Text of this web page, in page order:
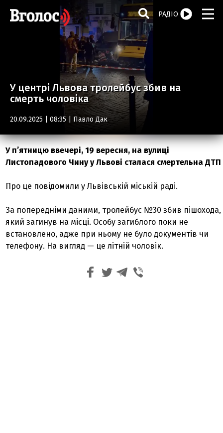
РАДІО
У центрі Львова тролейбус збив на
смерть чоловіка
20.09.2025 | 08:35 | Павло Дак
У п’ятницю ввечері, 19 вересня, на вулиці
Листопадового Чину у Львові сталася смертельна ДТП
Про це повідомили у Львівській міській раді.
За попередніми даними, тролейбус №30 збив пішохода,
який загинув на місці. Особу загиблого поки не
встановлено, адже при ньому не було документів чи
телефону. На вигляд — це літній чоловік.